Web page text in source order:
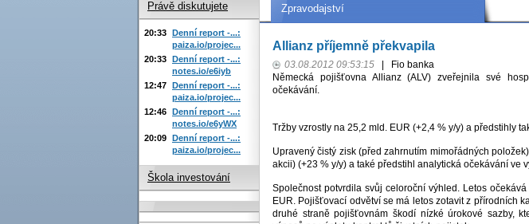
Zpravodajství
Allianz příjemně překvapila
03.08.2012 09:53:15
Fio banka
Německá pojišťovna Allianz (ALV) zveřejnila své
očekávání.
Tržby vzrostly na 25,2 mld. EUR (+2,4 % y/y) a předstihly
Upravený čistý zisk (před zahrnutím mimořádných
akcii) (+23 % y/y) a také předstihl analytická očekávání ve
Společnost potvrdila svůj celoroční výhled. Letos
EUR. Pojišťovací odvětví se má letos zotavit z přírodních
druhé straně pojišťovnám škodí nízké úrokové sazby,
Právě diskutujete
20:33 Denní report -...:
paiza.io/projec...
20:33 Denní report -...:
notes.io/e6iyb
12:47 Denní report -...:
paiza.io/projec...
12:46 Denní report -...:
notes.io/e6yWX
20:09 Denní report -...:
paiza.io/projec...
Škola investování